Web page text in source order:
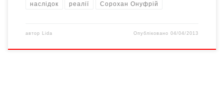
наслідок реалії Сорохан Онуфрій
автор Lida Опубліковано04/04/2013